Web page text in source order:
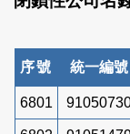
序號 統一編號
6801